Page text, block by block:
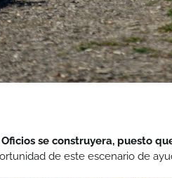
se construyera, puesto
de este escenario de